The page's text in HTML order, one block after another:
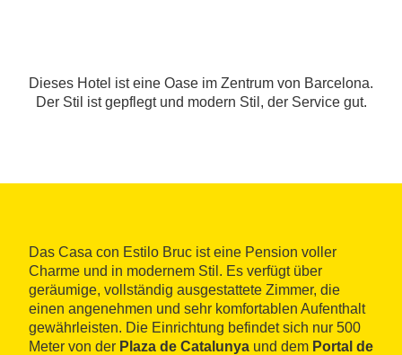
Dieses Hotel ist eine Oase im Zentrum von Barcelona.
Der Stil ist gepflegt und modern Stil, der Service gut.
Das Casa con Estilo Bruc ist eine Pension voller
Charme und in modernem Stil. Es verfügt über
geräumige, vollständig ausgestattete Zimmer, die
einen angenehmen und sehr komfortablen Aufenthalt
gewährleisten. Die Einrichtung befindet sich nur 500
Meter von der Plaza de Catalunya und dem Portal de